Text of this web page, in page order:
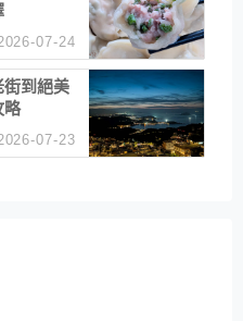
07-24
街到絕美
略
07-23